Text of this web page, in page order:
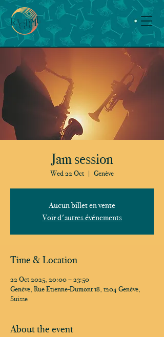
Jam session
Wed 22 Oct
  |
Genève
Aucun billet en vente
Voir d'autres événements
Time & Location
22 Oct 2025, 20:00 – 23:50
Genève, Rue Etienne-Dumont 18, 1204 Genève,
Suisse
About the event